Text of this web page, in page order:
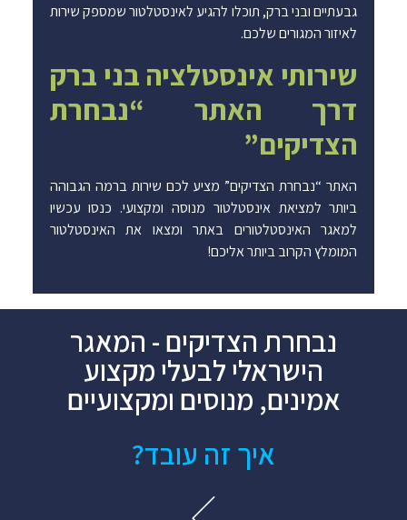
גבעתיים ובני ברק, תוכלו להגיע לאינסטלטור שמספק שירות
לאיזור המגורים שלכם.
שירותי אינסטלציה בני ברק
דרך האתר “נבחרת
הצדיקים”
האתר “נבחרת הצדיקים” מציע לכם שירות ברמה הגבוהה
ביותר למציאת אינסטלטור מנוסה ומקצועי. כנסו עכשיו
למאגר האינסטלטורים באתר ומצאו את האינסטלטור
המומלץ הקרוב ביותר אליכם!
נבחרת הצדיקים - המאגר
הישראלי לבעלי מקצוע
אמינים, מנוסים ומקצועיים
איך זה עובד?